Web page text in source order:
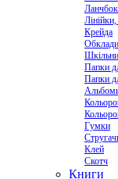
Крейда
Папки
Папки
Гумки
Клей
Скотч
Книги